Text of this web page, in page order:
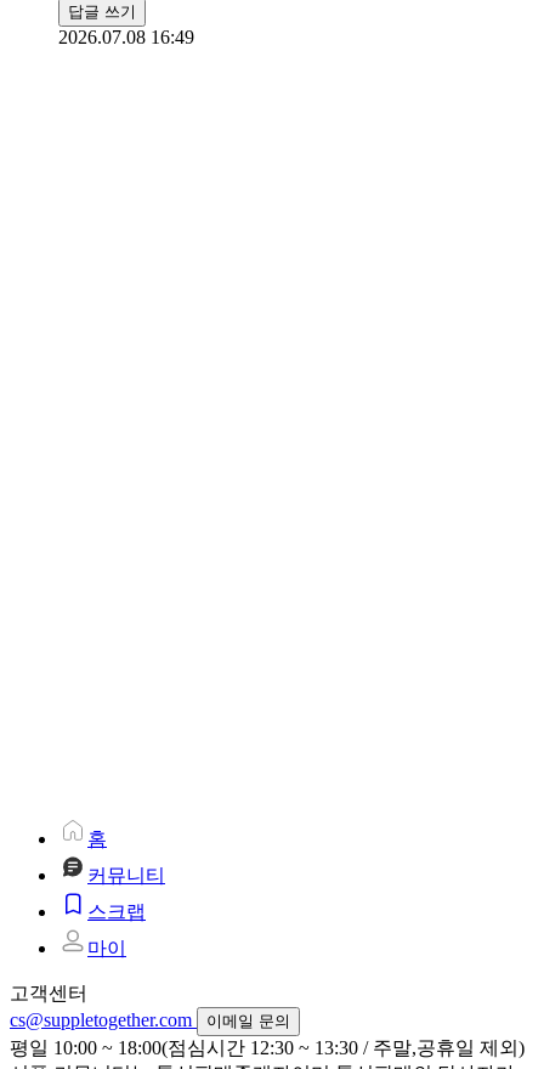
답글 쓰기
2026.07.08 16:49
홈
커뮤니티
스크랩
마이
고객센터
cs@suppletogether.com
이메일 문의
평일 10:00 ~ 18:00(점심시간 12:30 ~ 13:30 / 주말,공휴일 제외)